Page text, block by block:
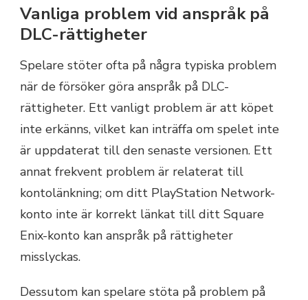
Vanliga problem vid anspråk på
DLC-rättigheter
Spelare stöter ofta på några typiska problem
när de försöker göra anspråk på DLC-
rättigheter. Ett vanligt problem är att köpet
inte erkänns, vilket kan inträffa om spelet inte
är uppdaterat till den senaste versionen. Ett
annat frekvent problem är relaterat till
kontolänkning; om ditt PlayStation Network-
konto inte är korrekt länkat till ditt Square
Enix-konto kan anspråk på rättigheter
misslyckas.
Dessutom kan spelare stöta på problem på